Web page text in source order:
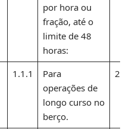
por hora ou
fração, até o
limite de 48
horas:
1.1.1
Para
operações de
longo curso no
berço.